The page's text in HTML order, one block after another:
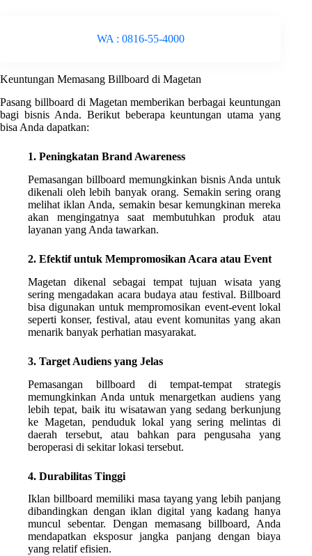
WA : 0816-55-4000
Keuntungan Memasang Billboard di Magetan
Pasang billboard di Magetan memberikan berbagai keuntungan
bagi bisnis Anda. Berikut beberapa keuntungan utama yang
bisa Anda dapatkan:
1. Peningkatan Brand Awareness
Pemasangan billboard memungkinkan bisnis Anda untuk
dikenali oleh lebih banyak orang. Semakin sering orang
melihat iklan Anda, semakin besar kemungkinan mereka
akan mengingatnya saat membutuhkan produk atau
layanan yang Anda tawarkan.
2. Efektif untuk Mempromosikan Acara atau Event
Magetan dikenal sebagai tempat tujuan wisata yang
sering mengadakan acara budaya atau festival. Billboard
bisa digunakan untuk mempromosikan event-event lokal
seperti konser, festival, atau event komunitas yang akan
menarik banyak perhatian masyarakat.
3. Target Audiens yang Jelas
Pemasangan billboard di tempat-tempat strategis
memungkinkan Anda untuk menargetkan audiens yang
lebih tepat, baik itu wisatawan yang sedang berkunjung
ke Magetan, penduduk lokal yang sering melintas di
daerah tersebut, atau bahkan para pengusaha yang
beroperasi di sekitar lokasi tersebut.
4. Durabilitas Tinggi
Iklan billboard memiliki masa tayang yang lebih panjang
dibandingkan dengan iklan digital yang kadang hanya
muncul sebentar. Dengan memasang billboard, Anda
mendapatkan eksposur jangka panjang dengan biaya
yang relatif efisien.